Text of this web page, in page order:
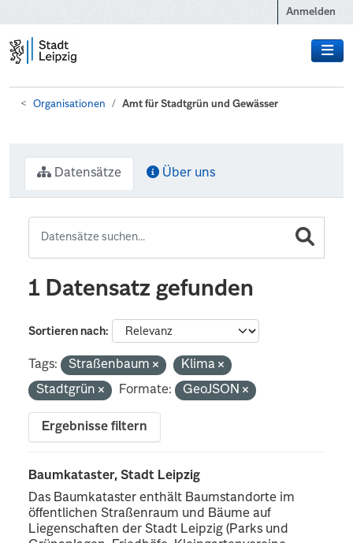
Anmelden
Organisationen Amt für Stadtgrün und Gewässer
Datensätze Über uns
1 Datensatz gefunden
Sortieren nach
Tags: Straßenbaum
Klima
Stadtgrün
Formate: GeoJSON
Ergebnisse filtern
Baumkataster, Stadt Leipzig
Das Baumkataster enthält Baumstandorte im
öffentlichen Straßenraum und Bäume auf
Liegenschaften der Stadt Leipzig (Parks und